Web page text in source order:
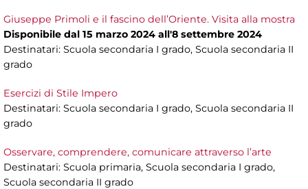
Giuseppe Primoli e il fascino dell’Oriente. Visita alla mostra
Disponibile dal 15 marzo 2024 all'8 settembre 2024
Destinatari: Scuola secondaria I grado, Scuola secondaria II
grado
Esercizi di Stile Impero
Destinatari: Scuola secondaria I grado, Scuola secondaria II
grado
Osservare, comprendere, comunicare attraverso l’arte
Destinatari: Scuola primaria, Scuola secondaria I grado,
Scuola secondaria II grado